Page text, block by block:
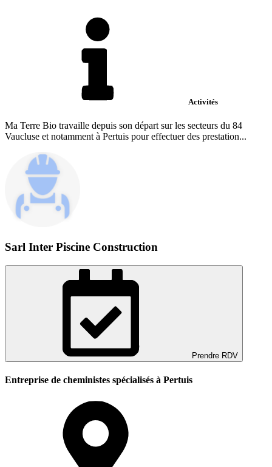
Activités
Ma Terre Bio travaille depuis son départ sur les secteurs du 84
Vaucluse et notamment à Pertuis pour effectuer des prestation...
Sarl Inter Piscine Construction
Prendre RDV
Entreprise de cheministes spécialisés à Pertuis